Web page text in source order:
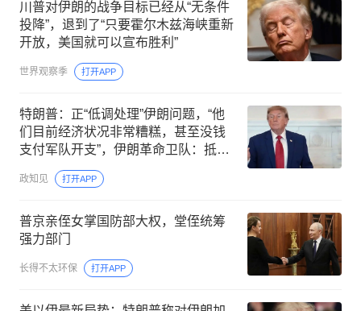
川普对伊朗的战争目标已经从“无条件
投降”，退到了“只要霍尔木兹海峡重新
开放，美国就可以宣布胜利”
世界观察季 打开APP
特朗普：正“低调处理”伊朗问题，“他
们目前经济状况非常糟糕，甚至没钱
支付军队开支”，伊朗革命卫队：抵抗
将永远持续、没有终点
政知见 打开APP
普京亲侄女掌国防部大权，堂侄统筹
强力部门
长得不太环保 打开APP